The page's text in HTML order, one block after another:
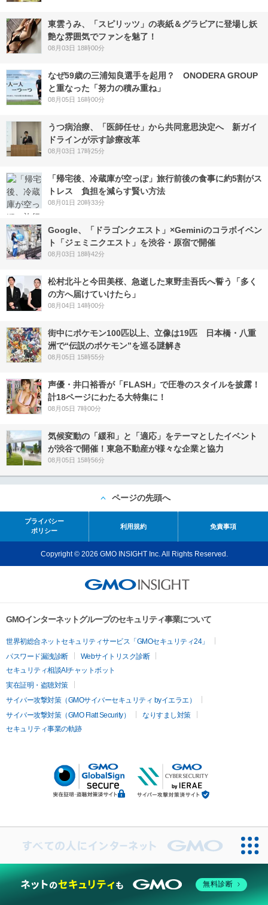
東雲うみ、「スピリッツ」の表紙＆グラビアに登場し妖
艶な雰囲気でファンを魅了！
08月03日 18時00分
なぜ59歳の三浦知良選手を起用？ ONODERA GROUP
と重なった「努力の積み重ね」
08月05日 16時00分
うつ病治療、「医師任せ」から共同意思決定へ 新ガイ
ドラインが示す診療改革
08月03日 17時25分
「帰宅後、冷蔵庫が空っぽ」旅行前後の食事に約5割がス
トレス 負担を減らす賢い方法
08月01日 20時33分
Google、「ドラゴンクエスト」×Geminiのコラボイベン
ト「ジェミニクエスト」を渋谷・原宿で開催
08月03日 18時42分
松村北斗と今田美桜、急逝した東野圭吾氏へ誓う「多く
の方へ届けていけたら」
08月04日 14時00分
街中にポケモン100匹以上、立像は19匹 日本橋・八重
洲で“伝説のポケモン”を巡る謎解き
08月05日 15時55分
声優・井口裕香が「FLASH」で圧巻のスタイルを披露！
計18ページにわたる大特集に！
08月05日 7時00分
気候変動の「緩和」と「適応」をテーマとしたイベント
が渋谷で開催！東急不動産が様々な企業と協力
08月05日 15時56分
ページの先頭へ
プライバシー
ポリシー
利用規約 免責事項
Copyright © 2026 GMO INSIGHT Inc. All Rights Reserved.
GMOインターネットグループのセキュリティ事業について
世界初総合ネットセキュリティサービス「GMOセキュリティ24」
パスワード漏洩診断
Webサイトリスク診断
セキュリティ相談AIチャットボット
実在証明・盗聴対策
サイバー攻撃対策（GMOサイバーセキュリティ byイエラエ）
サイバー攻撃対策（GMO Flatt Security）
なりすまし対策
セキュリティ事業の軌跡
無料診断